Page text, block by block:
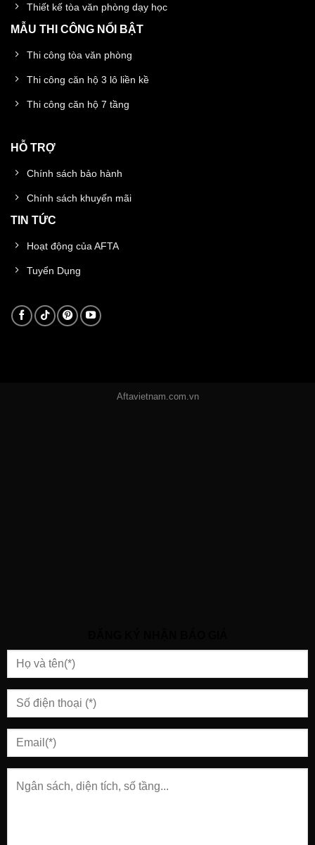
Thiết kế tòa văn phòng dạy học
MẪU THI CÔNG NỔI BẬT
Thi công tòa văn phòng
Thi công căn hộ 3 lô liền kề
Thi công căn hộ 7 tầng
HỖ TRỢ
Chính sách bảo hành
Chính sách khuyến mãi
TIN TỨC
Hoạt động của AFTA
Tuyển Dụng
Aftavietnam.com.vn